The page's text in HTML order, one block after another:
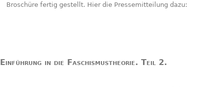
Broschüre fertig gestellt. Hier die Pressemitteilung dazu:
Einführung in die Faschismustheorie. Teil 2.